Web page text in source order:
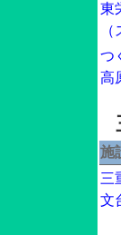
東
つ
高
施
三
文